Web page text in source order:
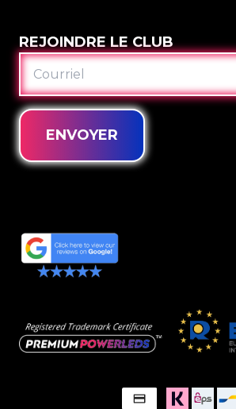
REJOINDRE LE CLUB
COURRIEL
ENVOYER